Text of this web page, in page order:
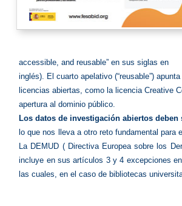
accessible, and reusable” en sus siglas en
inglés). El cuarto apelativo (“reusable”)
licencias abiertas, como la licencia Creative
apertura al dominio público.
Los datos de investigación abiertos deben
lo que nos lleva a otro reto fundamental para
La DEMUD ( Directiva Europea sobre los
incluye en sus artículos 3 y 4 excepciones
las cuales, en el caso de bibliotecas